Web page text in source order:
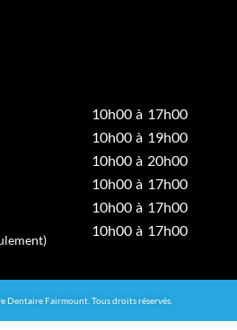
10h00 à 17h00
10h00 à 19h00
10h00 à 20h00
10h00 à 17h00
10h00 à 17h00
10h00 à 17h00
Fairmount. Tous droits réservés.